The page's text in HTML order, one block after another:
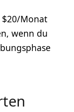
$20/Monat
wenn du